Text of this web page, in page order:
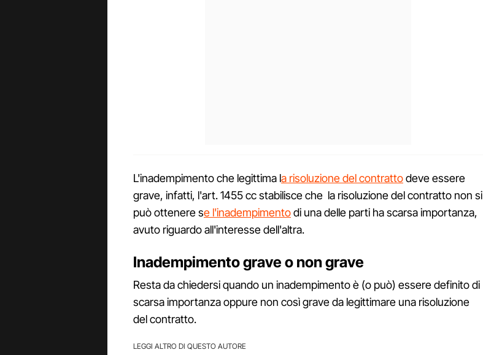
L'inadempimento che legittima la risoluzione del contrattodeve essere
grave, infatti, l'art. 1455 cc stabilisce che la risoluzione del contratto non si
può ottenere se l'inadempimentodi una delle parti ha scarsa importanza,
avuto riguardo all'interesse dell'altra.
Inadempimento grave o non grave
Resta da chiedersi quando un inadempimento è (o può) essere definito di
scarsa importanza oppure non così grave da legittimare una risoluzione
del contratto.
LEGGI ALTRO DI QUESTO AUTORE